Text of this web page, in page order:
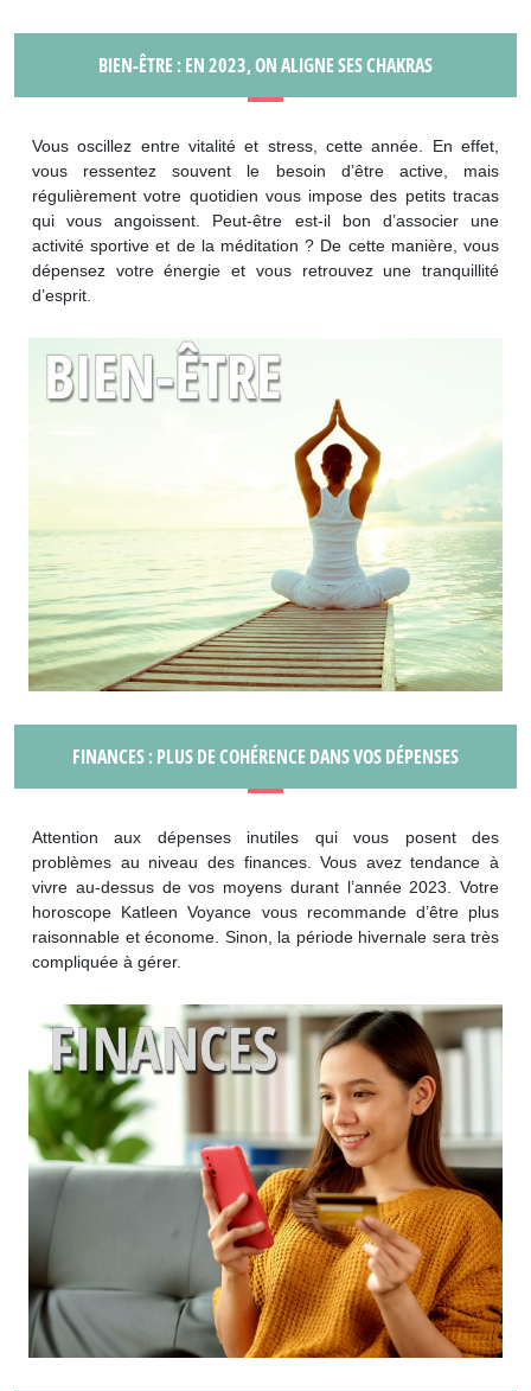
BIEN-ÊTRE : EN 2023, ON ALIGNE SES CHAKRAS
Vous oscillez entre vitalité et stress, cette année. En effet,
vous ressentez souvent le besoin d’être active, mais
régulièrement votre quotidien vous impose des petits tracas
qui vous angoissent. Peut-être est-il bon d’associer une
activité sportive et de la méditation ? De cette manière, vous
dépensez votre énergie et vous retrouvez une tranquillité
d’esprit.
FINANCES : PLUS DE COHÉRENCE DANS VOS DÉPENSES
Attention aux dépenses inutiles qui vous posent des
problèmes au niveau des finances. Vous avez tendance à
vivre au-dessus de vos moyens durant l’année 2023. Votre
horoscope Katleen Voyance vous recommande d’être plus
raisonnable et économe. Sinon, la période hivernale sera très
compliquée à gérer.